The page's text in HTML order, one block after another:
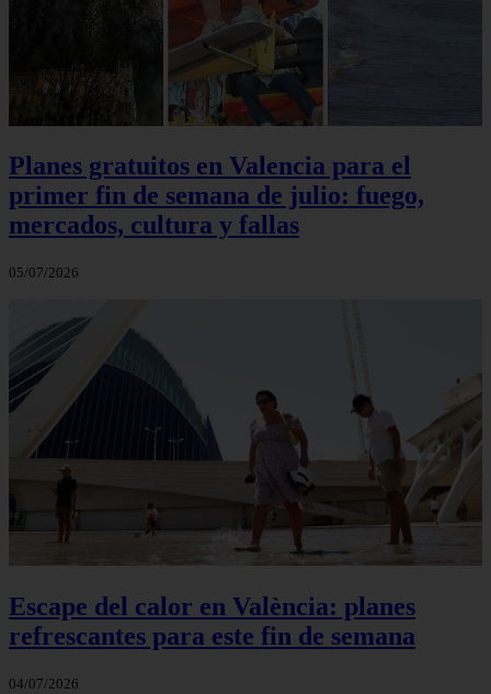
Planes gratuitos en Valencia para el
primer fin de semana de julio: fuego,
mercados, cultura y fallas
05/07/2026
Escape del calor en València: planes
refrescantes para este fin de semana
04/07/2026